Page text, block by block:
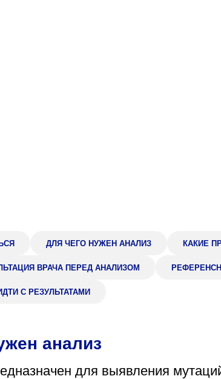
ДЛЯ ЧЕГО НУЖЕН АНАЛИЗ КАКИЕ
ВРАЧА ПЕРЕД АНАЛИЗОМ
С РЕЗУЛЬТАТАМИ
анализ
для выявления